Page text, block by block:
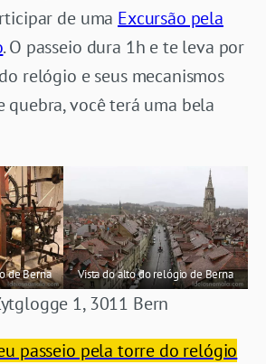
de uma Excursão pela
. O passeio dura 1h e te leva por
relógio e seus mecanismos
quebra, você terá uma bela
de Berna Vista do alto do relógio de Berna
1, 3011 Bern
passeio pela torre do relógio